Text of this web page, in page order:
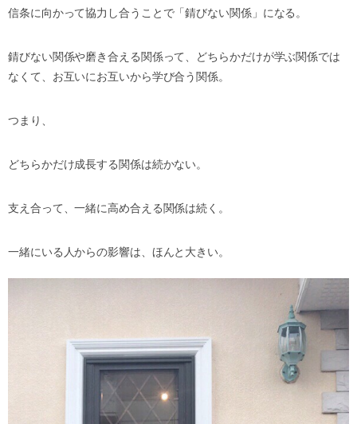
信条に向かって協力し合うことで「錆びない関係」になる。
錆びない関係や磨き合える関係って、どちらかだけが学ぶ関係では
なくて、お互いにお互いから学び合う関係。
つまり、
どちらかだけ成長する関係は続かない。
支え合って、一緒に高め合える関係は続く。
一緒にいる人からの影響は、ほんと大きい。